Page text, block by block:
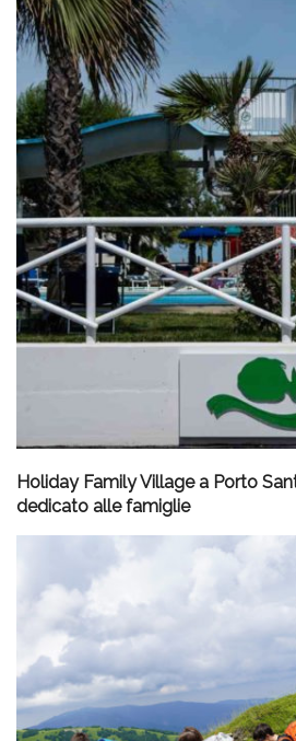
Holiday Family Village a Porto
dedicato alle famiglie